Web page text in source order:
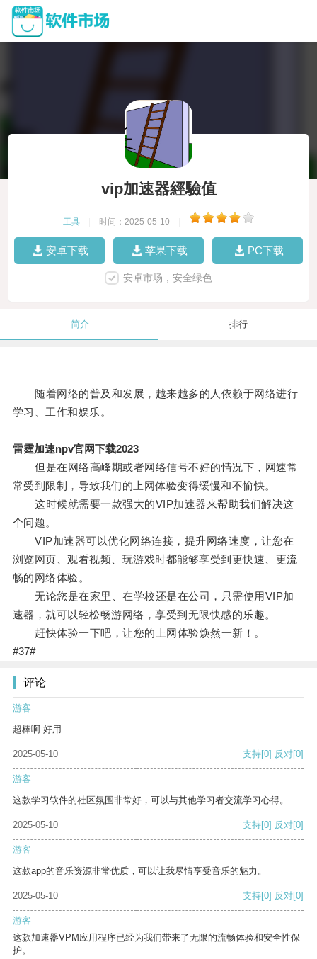
vip加速器經驗值
工具 时间：2025-05-10
安卓下载 苹果下载 PC下载
安卓市场，安全绿色
简介 排行
随着网络的普及和发展，越来越多的人依赖于网络进行
学习、工作和娱乐。
雷霆加速npv官网下载2023
但是在网络高峰期或者网络信号不好的情况下，网速常
常受到限制，导致我们的上网体验变得缓慢和不愉快。
这时候就需要一款强大的VIP加速器来帮助我们解决这
个问题。
VIP加速器可以优化网络连接，提升网络速度，让您在
浏览网页、观看视频、玩游戏时都能够享受到更快速、更流
畅的网络体验。
无论您是在家里、在学校还是在公司，只需使用VIP加
速器，就可以轻松畅游网络，享受到无限快感的乐趣。
赶快体验一下吧，让您的上网体验焕然一新！。
#37#
评论
游客
超棒啊 好用
2025-05-10 支持[0] 反对[0]
游客
这款学习软件的社区氛围非常好，可以与其他学习者交流学习心得。
2025-05-10 支持[0] 反对[0]
游客
这款app的音乐资源非常优质，可以让我尽情享受音乐的魅力。
2025-05-10 支持[0] 反对[0]
游客
这款加速器VPM应用程序已经为我们带来了无限的流畅体验和安全性保
护。